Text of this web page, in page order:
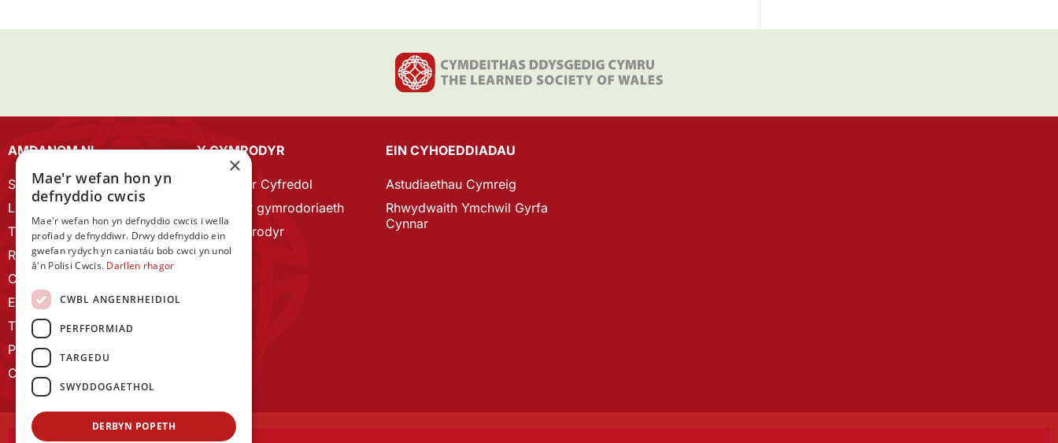
AMDANOM NI
Strategaeth 2023-28
Llywodraethu
Tîm Staff
RYGC Hafan
Canllawiau brandio
Ein Hanes
Telerau ac Amodau
Polisi Preifatrwydd
Cysylltu â ni
Y CYMRODYR
Cymrodyr Cyfredol
Esbonio’r gymrodoriaeth
Cyn Gymrodyr
EIN CYHOEDDIADAU
Astudiaethau Cymreig
Rhwydwaith Ymchwil Gyrfa
Cynnar
×
Mae'r wefan hon yn
defnyddio cwcis
Mae'r wefan hon yn defnyddio cwcis i wella
profiad y defnyddiwr. Drwy ddefnyddio ein
gwefan rydych yn caniatáu bob cwci yn unol
â'n Polisi Cwcis. Darllen rhagor
CWBL ANGENRHEIDIOL
PERFFORMIAD
TARGEDU
SWYDDOGAETHOL
DERBYN POPETH